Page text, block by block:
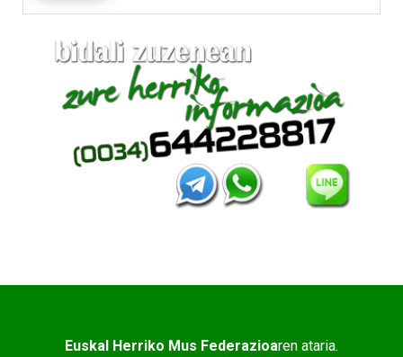
Euskal Herriko Mus Federazioaren ataria.